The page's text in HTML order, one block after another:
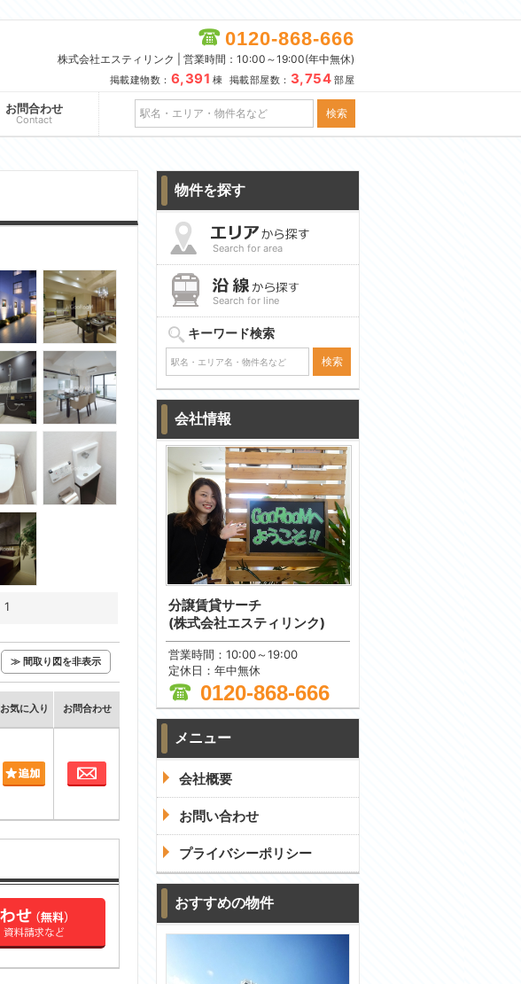
0120-868-666
株式会社エスティリンク | 営業時間：10:00～19:00(年中無休)
掲載建物数： 6,391 棟 掲載部屋数： 3,754 部屋
お問合わせ
Contact
1
≫ 間取り図を非表示
お気に入り お問合わせ
お問合わせ
物件を探す
Search for area
Search for line
キーワード検索
会社情報
分譲賃貸サーチ
(株式会社エスティリンク)
営業時間：10:00～19:00
定休日：年中無休
0120-868-666
メニュー
会社概要
お問い合わせ
プライバシーポリシー
おすすめの物件